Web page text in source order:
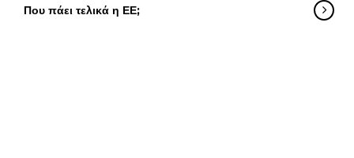
Που πάει τελικά η ΕΕ;